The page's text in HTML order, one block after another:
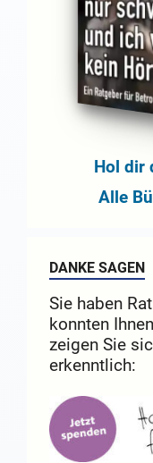
Hol dir
Alle
DANKE SAGEN
Sie haben
konnten
zeigen Sie
erkenntlich: